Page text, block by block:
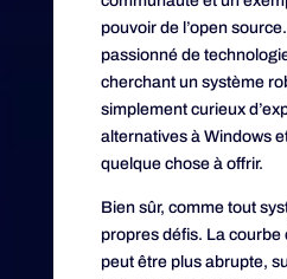
pouvoir de l’open
passionné de
cherchant un système
simplement curieux
alternatives à Windows
quelque chose à offrir.
Bien sûr, comme tout
propres défis. La courbe
peut être plus abrupte,